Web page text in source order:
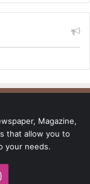
Magazine,
that allow you to
your needs.
Instagram